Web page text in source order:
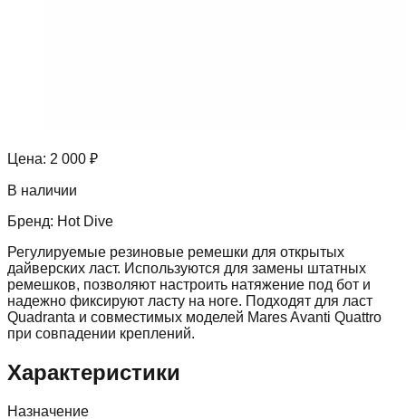
Цена: 2 000 ₽
В наличии
Бренд: Hot Dive
Регулируемые резиновые ремешки для открытых
дайверских ласт. Используются для замены штатных
ремешков, позволяют настроить натяжение под бот и
надежно фиксируют ласту на ноге. Подходят для ласт
Quadranta и совместимых моделей Mares Avanti Quattro
при совпадении креплений.
Характеристики
Назначение